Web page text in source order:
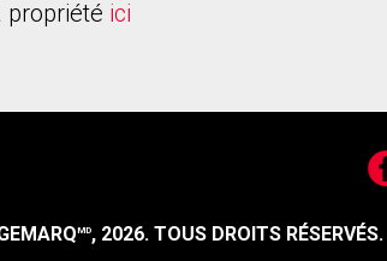
propriété ici
MD, 2026. TOUS DROITS RÉSERVÉS.